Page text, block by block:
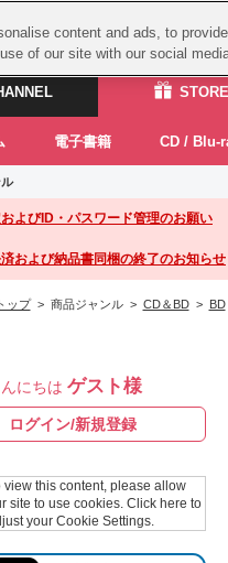
STORE
TOP
グッズ
CD /
電子書籍 CD / Blu-
スターシリーズ
スター
スター シンデレラガールズ
スター ミリオンライブ！
トアイマス ヴイアライヴ
オブ シリーズ
イベントグッズ
トイ・ホビー
およびID・パスワード管理のお願い
済および納品書同梱の終了のお知らせ
トップ> 商品ジャンル > CD＆BD> BD
にちは ゲスト様
ログイン/新規登録
view this content, please allow
site to use cookies. Click here to
your Cookie Settings.
content and ads, to
of our site with our social